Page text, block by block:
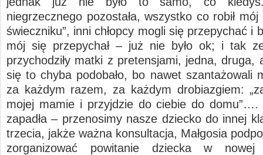
niegrzecznego pozostała, wszystko co robił mój
świeczniku”, inni chłopcy mogli się przepychać i
mój się przepychał – już nie było ok; i tak
przychodziły matki z pretensjami, jedna, druga,
się to chyba podobało, bo nawet szantażowali
za każdym razem, za każdym drobiazgiem:
mojej mamie i przyjdzie do ciebie do
zapadła – przenosimy nasze dziecko do innej
trzecia, jakże ważna konsultacja, Małgosia
zorganizować powitanie dziecka w